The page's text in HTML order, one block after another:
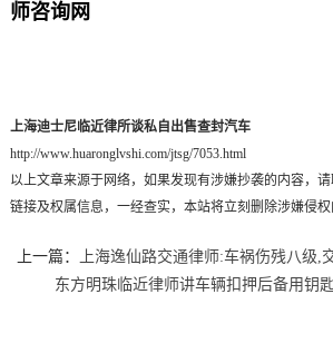
师咨询网
上海迪士尼临近律所谈私自出售查封汽车
http://www.huaronglvshi.com/jtsg/7053.html
以上文章来源于网络，如果发现有涉嫌抄袭的内容，请
链接及权属信息，一经查实，本站将立刻删除涉嫌侵权
上一篇： 上海逸仙路交通律师:车祸伤残八级,
东方明珠临近律师讲车辆扣押后备用钥